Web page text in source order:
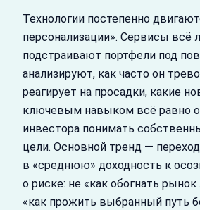
Технологии постепенно
персонализации». Сервисы всё
подстраивают портфели под
анализируют, как часто он
реагирует на просадки, какие
ключевым навыком всё равно
инвестора понимать
цели. Основной тренд —
в «среднюю» доходность к
о риске: не «как обогнать
«как прожить выбранный путь